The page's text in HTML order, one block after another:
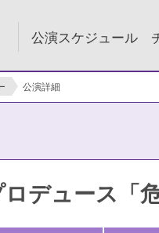
公演スケジュール
公演詳細
デュース「